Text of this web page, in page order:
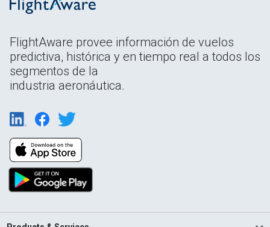
FlightAware provee información de vuelos
predictiva, histórica y en tiempo real a todos los
segmentos de la
industria aeronáutica.